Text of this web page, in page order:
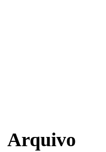
Arquivo